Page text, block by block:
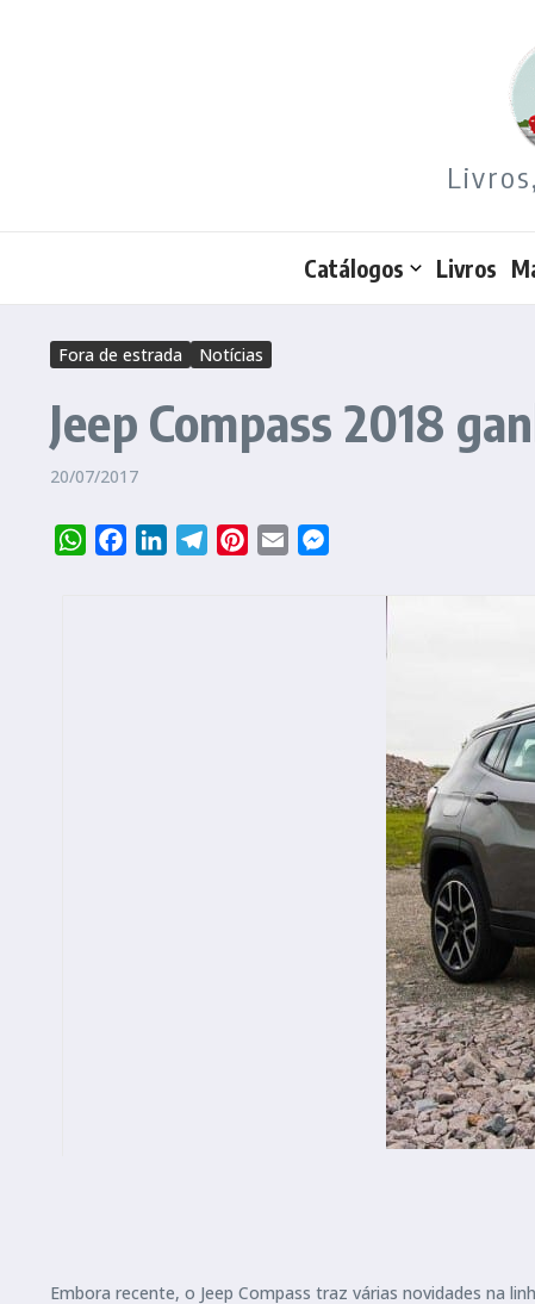
Catálogos Livros
Fora de estrada Notícias
Jeep Compass 2018
20/07/2017
WhatsAppFacebookLinkedInTelegramPinterest
Email
Embora recente, o Jeep Compass traz várias novidades na